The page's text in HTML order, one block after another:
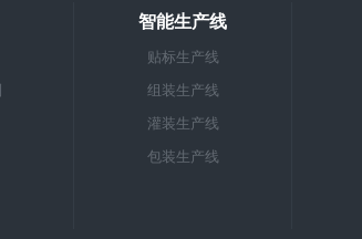
智能生产线
贴标生产线
组装生产线
灌装生产线
包装生产线